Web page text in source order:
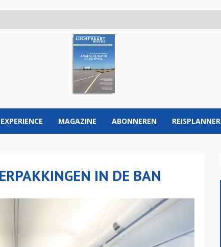
MAGAZINE ABONNEREN REISPLANNER
IN DE BAN